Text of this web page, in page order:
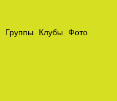
Группы Клубы
Фото